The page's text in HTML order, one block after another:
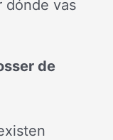
dónde vas
de